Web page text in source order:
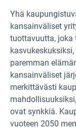
Yhä
kansainväliset
tuottavuutta, joka
paremman
kansainväliset
merkittävästi
ovat synkkiä.
vuoteen 2050